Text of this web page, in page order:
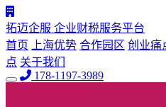
拓迈企服 企业财税服务平台
首页
上海优势 合作园区 创业痛
点 关于我们
178-1197-3989